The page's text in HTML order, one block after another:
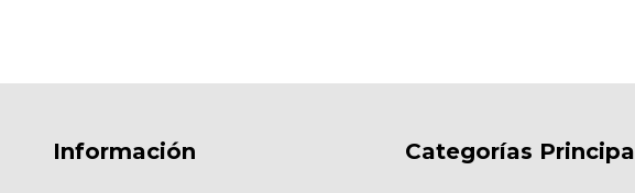
Información Categorías